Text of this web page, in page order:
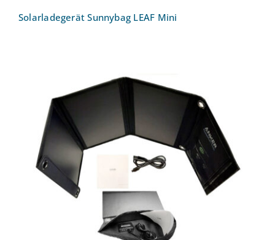
Solarladegerät Sunnybag LEAF Mini
Solarladegerät Anker PowerPort 21W 2-
Port